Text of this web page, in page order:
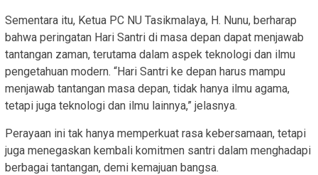
Sementara itu, Ketua PC NU Tasikmalaya, H. Nunu, berharap
bahwa peringatan Hari Santri di masa depan dapat menjawab
tantangan zaman, terutama dalam aspek teknologi dan ilmu
pengetahuan modern. “Hari Santri ke depan harus mampu
menjawab tantangan masa depan, tidak hanya ilmu agama,
tetapi juga teknologi dan ilmu lainnya,” jelasnya.
Perayaan ini tak hanya memperkuat rasa kebersamaan, tetapi
juga menegaskan kembali komitmen santri dalam menghadapi
berbagai tantangan, demi kemajuan bangsa.